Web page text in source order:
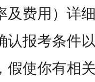
及费用）详
认报考条件
假使你有相